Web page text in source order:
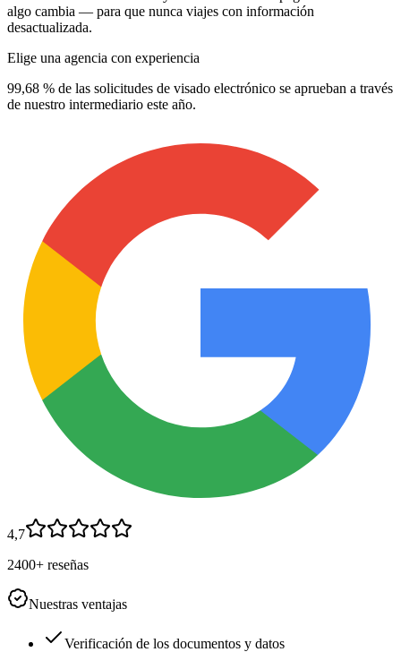
algo cambia — para que nunca viajes con información
desactualizada.
Elige una agencia con experiencia
99,68 % de las solicitudes de visado electrónico se aprueban a través
de nuestro intermediario este año.
4,7
2400+ reseñas
Nuestras ventajas
Verificación de los documentos y datos